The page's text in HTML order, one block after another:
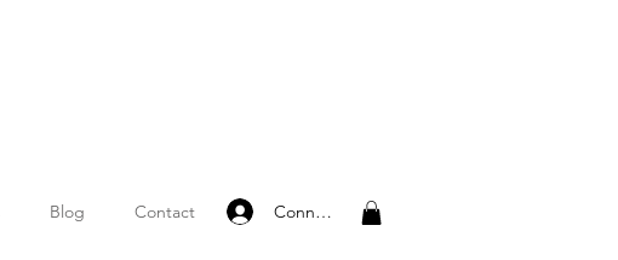
Blog Contact Connexion